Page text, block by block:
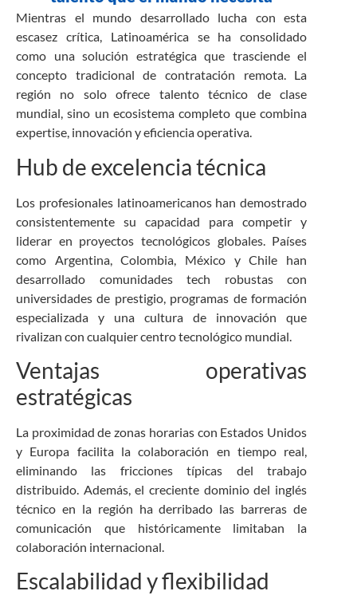
Mientras el mundo desarrollado lucha con esta
escasez crítica, Latinoamérica se ha consolidado
como una solución estratégica que trasciende el
concepto tradicional de contratación remota. La
región no solo ofrece talento técnico de clase
mundial, sino un ecosistema completo que combina
expertise, innovación y eficiencia operativa.
Hub de excelencia técnica
Los profesionales latinoamericanos han demostrado
consistentemente su capacidad para competir y
liderar en proyectos tecnológicos globales. Países
como Argentina, Colombia, México y Chile han
desarrollado comunidades tech robustas con
universidades de prestigio, programas de formación
especializada y una cultura de innovación que
rivalizan con cualquier centro tecnológico mundial.
Ventajas operativas
estratégicas
La proximidad de zonas horarias con Estados Unidos
y Europa facilita la colaboración en tiempo real,
eliminando las fricciones típicas del trabajo
distribuido. Además, el creciente dominio del inglés
técnico en la región ha derribado las barreras de
comunicación que históricamente limitaban la
colaboración internacional.
Escalabilidad y flexibilidad